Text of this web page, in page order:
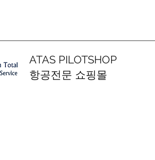
ATAS PILOTSHOP
항공전문 쇼핑몰